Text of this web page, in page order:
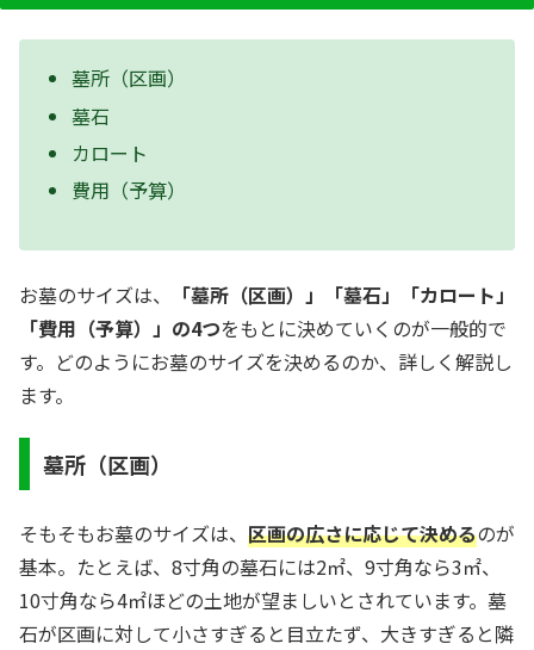
墓所（区画）
墓石
カロート
費用（予算）
お墓のサイズは、
「墓所（区画）」「墓石」「カロート」
「費用（予算）」の4つをもとに決めていくのが一般的で
す。どのようにお墓のサイズを決めるのか、詳しく解説し
ます。
墓所（区画）
そもそもお墓のサイズは、 区画の広さに応じて決めるのが
基本。たとえば、8寸角の墓石には2㎡、9寸角なら3㎡、
10寸角なら4㎡ほどの土地が望ましいとされています。墓
石が区画に対して小さすぎると目立たず、大きすぎると隣